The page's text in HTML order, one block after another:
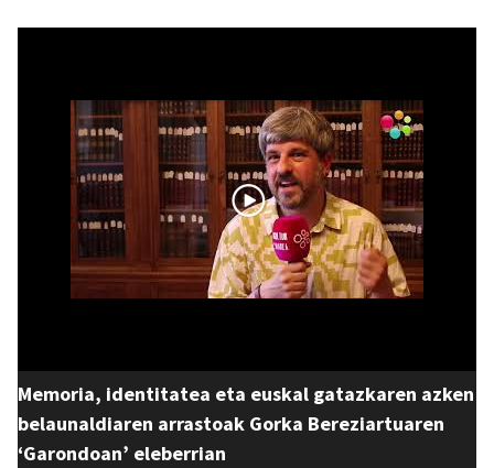
Memoria, identitatea eta euskal gatazkaren azken
belaunaldiaren arrastoak Gorka Bereziartuaren
‘Garondoan’ eleberrian